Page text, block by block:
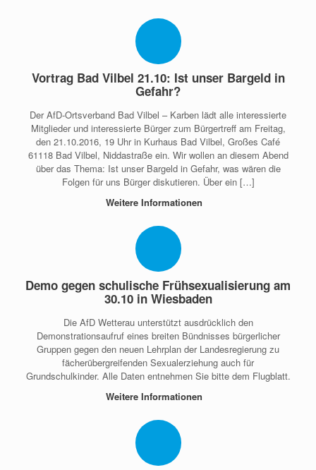
Vortrag Bad Vilbel 21.10: Ist unser Bargeld in
Gefahr?
Der AfD-Ortsverband Bad Vilbel – Karben lädt alle interessierte
Mitglieder und interessierte Bürger zum Bürgertreff am Freitag,
den 21.10.2016, 19 Uhr in Kurhaus Bad Vilbel, Großes Café
61118 Bad Vilbel, Niddastraße ein. Wir wollen an diesem Abend
über das Thema: Ist unser Bargeld in Gefahr, was wären die
Folgen für uns Bürger diskutieren. Über ein […]
Weitere Informationen
Demo gegen schulische Frühsexualisierung am
30.10 in Wiesbaden
Die AfD Wetterau unterstützt ausdrücklich den
Demonstrationsaufruf eines breiten Bündnisses bürgerlicher
Gruppen gegen den neuen Lehrplan der Landesregierung zu
fächerübergreifenden Sexualerziehung auch für
Grundschulkinder. Alle Daten entnehmen Sie bitte dem Flugblatt.
Weitere Informationen